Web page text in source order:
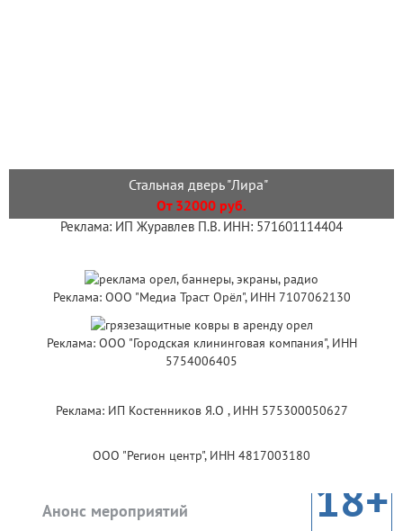
Стальная дверь "Лира"
От 32000 руб.
Реклама: ИП Журавлев П.В. ИНН: 571601114404
Реклама: ООО "Медиа Траст Орёл", ИНН 7107062130
Реклама: ООО "Городская клининговая компания", ИНН
5754006405
Реклама: ИП Костенников Я.О , ИНН 575300050627
ООО "Регион центр", ИНН 4817003180
Анонс мероприятий 18+